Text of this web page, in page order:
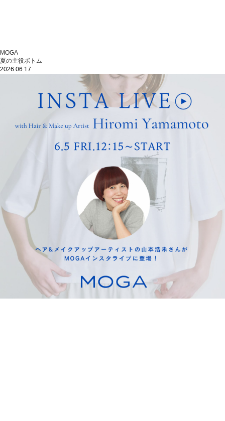
MOGA
夏の主役ボトム
2026.06.17